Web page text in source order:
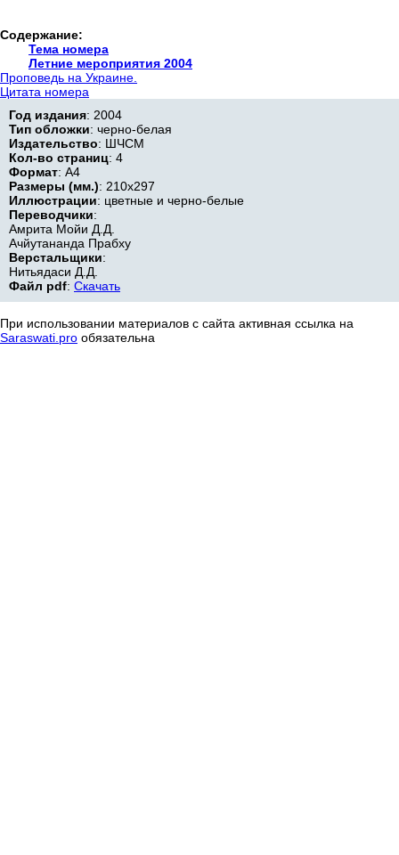
Содержание:
Тема номера
Летние мероприятия 2004
Проповедь на Украине.
Цитата номера
Год издания: 2004
Тип обложки: черно-белая
Издательство: ШЧСМ
Кол-во страниц: 4
Формат: А4
Размеры (мм.): 210x297
Иллюстрации: цветные и черно-белые
Переводчики:
Амрита Мойи Д.Д.
Ачйутананда Прабху
Верстальщики:
Нитьядаси Д.Д.
Файл pdf: Скачать
При использовании материалов с сайта активная ссылка на
Saraswati.pro обязательна